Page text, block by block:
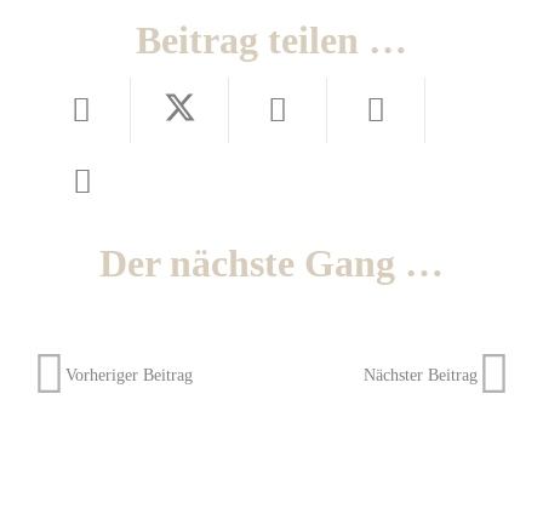
Beitrag teilen …
Der nächste Gang …
Vorheriger Beitrag Nächster Beitrag